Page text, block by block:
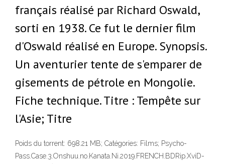
français réalisé par Richard Oswald,
sorti en 1938. Ce fut le dernier film
d'Oswald réalisé en Europe. Synopsis.
Un aventurier tente de s'emparer de
gisements de pétrole en Mongolie.
Fiche technique. Titre : Tempête sur
l'Asie; Titre
Poids du torrent: 698.21 MB; Catégories: Films; Psycho-
Pass.Case.3.Onshuu.no.Kanata.Ni.2019.FRENCH.BDRip.XviD-